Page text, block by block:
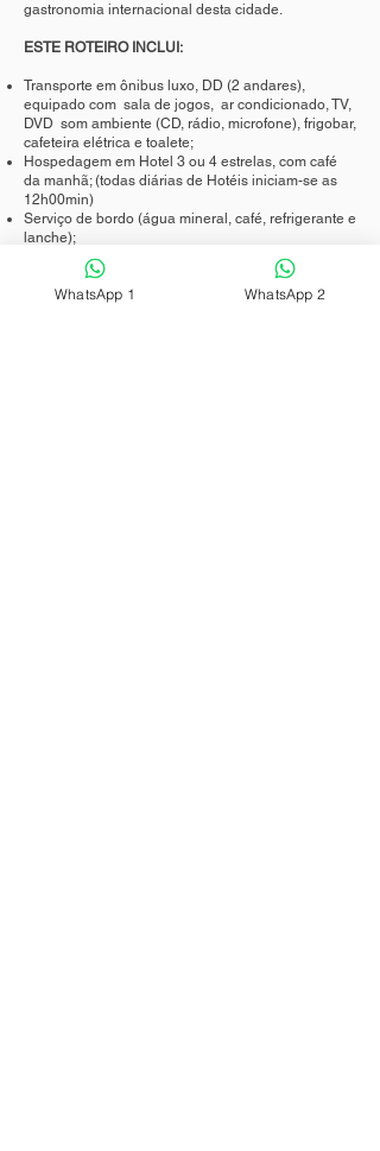
gastronomia internacional desta cidade.
ESTE ROTEIRO INCLUI:
Transporte em ônibus luxo, DD (2 andares),
equipado com sala de jogos, ar condicionado, TV,
DVD som ambiente (CD, rádio, microfone), frigobar,
cafeteira elétrica e toalete;
Hospedagem em Hotel 3 ou 4 estrelas, com café
da manhã; (todas diárias de Hotéis iniciam-se as
12h00min)
Serviço de bordo (água mineral, café, refrigerante e
lanche);
Guia acompanhante e City-tour com Guia local;
Passeios descritos no programa, exceto opcional.
WhatsApp 1 WhatsApp 2